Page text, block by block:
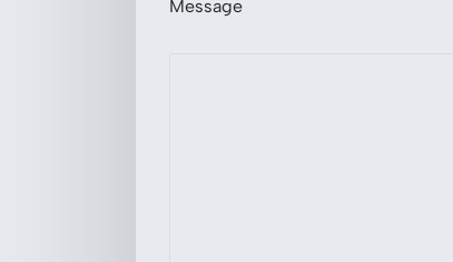
Message